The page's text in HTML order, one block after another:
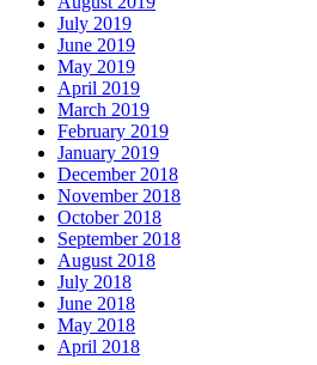
July 2019
June 2019
May 2019
April 2019
March 2019
February 2019
January 2019
December 2018
November 2018
October 2018
September 2018
August 2018
July 2018
June 2018
May 2018
April 2018